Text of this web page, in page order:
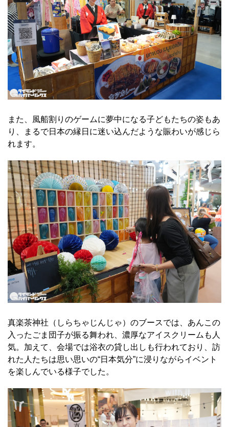
また、風船割りのゲームに夢中になる子どもたちの姿もあ
り、まるで日本の縁日に迷い込んだような賑わいが感じら
れます。
真楽茶神社（しらちゃじんじゃ）のブースでは、あんこの
入ったごま団子が振る舞われ、濃厚なアイスクリームも人
気。加えて、会場では浴衣の貸し出しも行われており、訪
れた人たちは思い思いの“日本気分”に浸りながらイベント
を楽しんでいる様子でした。